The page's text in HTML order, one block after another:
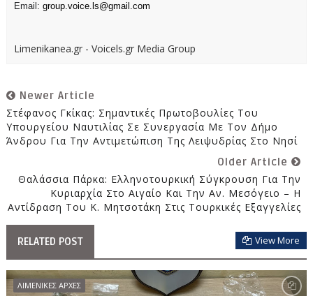
Email: group.voice.ls@gmail.com
Limenikanea.gr - Voicels.gr Media Group
Newer Article
Στέφανος Γκίκας: Σημαντικές Πρωτοβουλίες Του
Υπουργείου Ναυτιλίας Σε Συνεργασία Με Τον Δήμο
Άνδρου Για Την Αντιμετώπιση Της Λειψυδρίας Στο Νησί
Older Article
Θαλάσσια Πάρκα: Ελληνοτουρκική Σύγκρουση Για Την
Κυριαρχία Στο Αιγαίο Και Την Αν. Μεσόγειο – Η
Αντίδραση Του Κ. Μητσοτάκη Στις Τουρκικές Εξαγγελίες
RELATED POST View More
ΛΙΜΕΝΙΚΕΣ ΑΡΧΕΣ